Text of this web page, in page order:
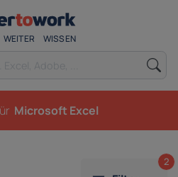
WEITER WISSEN
Microsoft Excel
2